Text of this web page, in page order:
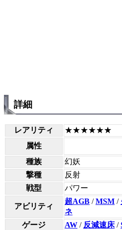
詳細
レアリティ
★★★★★★
属性
種族
幻妖
撃種
反射
戦型
パワー
アビリティ
超AGB /MSM /
ネ
ゲージ
AW / 反減速床/